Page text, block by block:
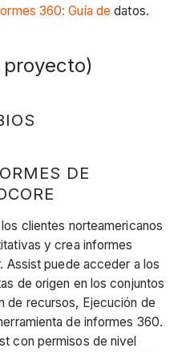
360: Guía de datos.
DE
clientes norteamericanos
y crea informes
Assist puede acceder a los
de origen en los conjuntos
de recursos, Ejecución de
de informes 360.
con permisos de nivel